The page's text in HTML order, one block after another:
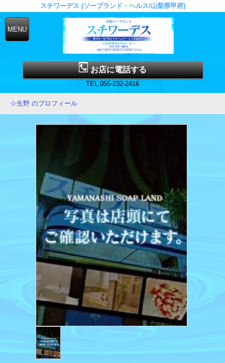
スチワーデス (ソープランド・ヘルス/山梨県甲府)
お店に電話する
TEL.055-232-2416
☆生野 のプロフィール